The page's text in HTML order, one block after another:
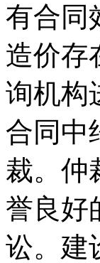
有合同
造价存
询机构
合同中
裁。仲
誉良好
讼。建